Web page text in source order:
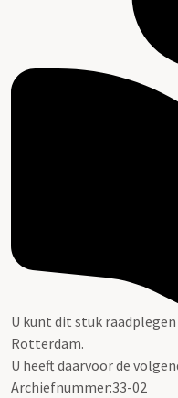
U kunt dit stuk
Rotterdam.
U heeft daarvoor de
Archiefnummer:33-02